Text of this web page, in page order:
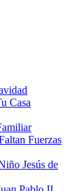
Casa
Fuerzas
Jesús de